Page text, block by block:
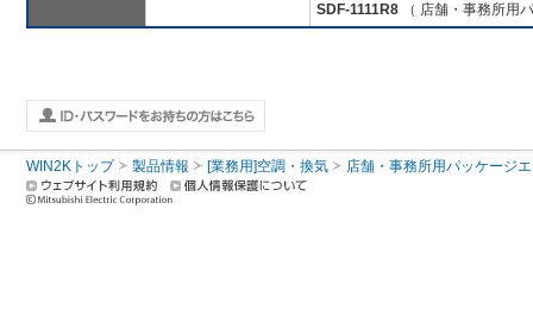
SDF-1111R8 （ 店舗・事務所用
WIN2Kトップ 製品情報 [業務用]空調・換気 店舗・事務所用パッケージ